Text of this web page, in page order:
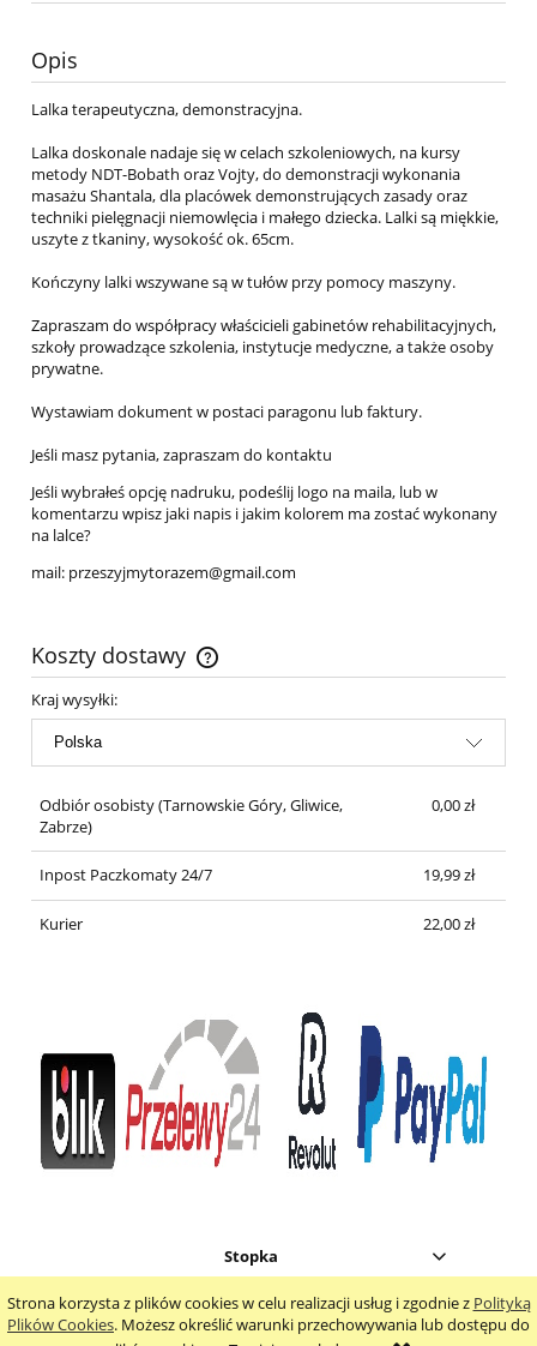
Strona korzysta z plików cookies w celu realizacji usług i zgodnie z Polityką
Plików Cookies. Możesz określić warunki przechowywania lub dostępu do
Opis
Lalka terapeutyczna, demonstracyjna.
Lalka doskonale nadaje się w celach szkoleniowych, na kursy
metody NDT-Bobath oraz Vojty, do demonstracji wykonania
masażu Shantala, dla placówek demonstrujących zasady oraz
techniki pielęgnacji niemowlęcia i małego dziecka. Lalki są miękkie,
uszyte z tkaniny, wysokość ok. 65cm.
Kończyny lalki wszywane są w tułów przy pomocy maszyny.
Zapraszam do współpracy właścicieli gabinetów rehabilitacyjnych,
szkoły prowadzące szkolenia, instytucje medyczne, a także osoby
prywatne.
Wystawiam dokument w postaci paragonu lub faktury.
Jeśli masz pytania, zapraszam do kontaktu
Jeśli wybrałeś opcję nadruku, podeślij logo na maila, lub w
komentarzu wpisz jaki napis i jakim kolorem ma zostać wykonany
na lalce?
mail: przeszyjmytorazem@gmail.com
Koszty dostawy
Cena nie zawiera ewentualnych kosztów płatności
Kraj wysyłki:
Odbiór osobisty(Tarnowskie Góry, Gliwice,
Zabrze)
0,00 zł
Inpost Paczkomaty 24/7 19,99 zł
Kurier 22,00 zł
Stopka
pokaż pełną wersję strony